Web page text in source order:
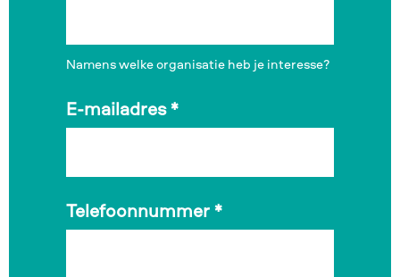
Namens welke organisatie heb je interesse?
E-mailadres *
Telefoonnummer *